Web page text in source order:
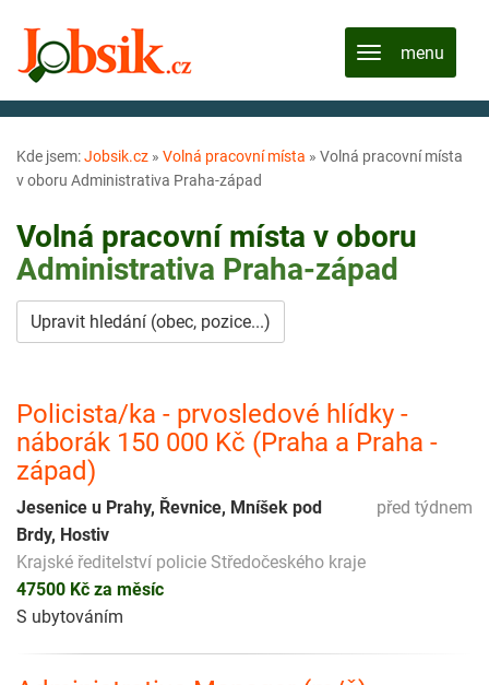
Kde jsem:Jobsik.cz » Volná pracovní místa » Volná pracovní místa
v oboru Administrativa Praha-západ
Volná pracovní místa v oboru
Administrativa Praha-západ
Upravit hledání (obec, pozice...)
Policista/ka - prvosledové hlídky -
náborák 150 000 Kč (Praha a Praha -
západ)
před týdnem
Jesenice u Prahy, Řevnice, Mníšek pod
Brdy, Hostiv
Krajské ředitelství policie Středočeského kraje
47500 Kč za měsíc
S ubytováním